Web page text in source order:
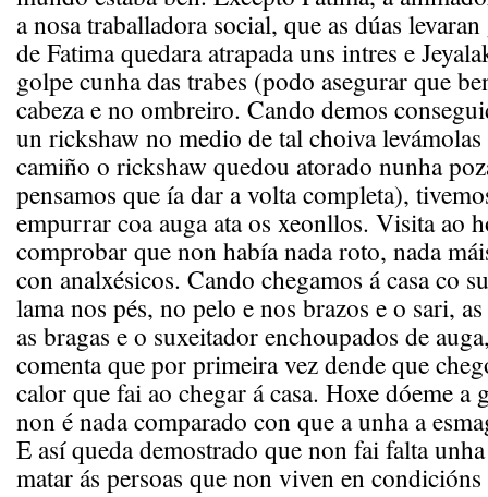
a nosa traballadora social, que as dúas
de Fatima quedara atrapada uns intres e
golpe cunha das trabes (podo asegurar que
cabeza e no ombreiro. Cando demos
un rickshaw no medio de tal choiva
camiño o rickshaw quedou atorado nunha
pensamos que ía dar a volta completa),
empurrar coa auga ata os xeonllos. Visita ao
comprobar que non había nada roto, nada
con analxésicos. Cando chegamos á casa co
lama nos pés, no pelo e nos brazos e o sari,
as bragas e o suxeitador enchoupados de
comenta que por primeira vez dende que
calor que fai ao chegar á casa. Hoxe dóeme a
non é nada comparado con que a unha a
E así queda demostrado que non fai falta
matar ás persoas que non viven en